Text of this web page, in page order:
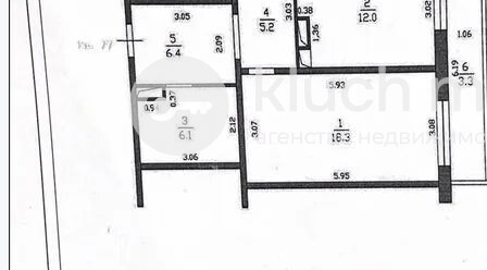
8 (843) 250 2516
Избранное